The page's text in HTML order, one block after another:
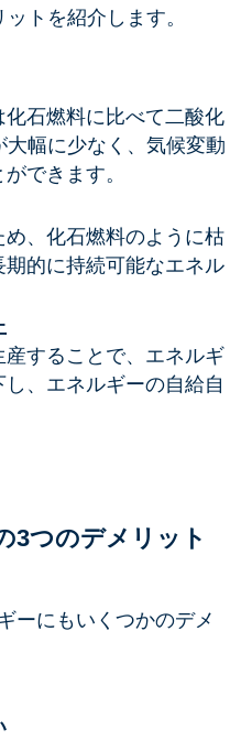
トを紹介します。
石燃料に比べて二酸化
幅に少なく、気候変動
できます。
、化石燃料のように枯
的に持続可能なエネル
産することで、エネルギ
、エネルギーの自給自
3つのデメリット
ーにもいくつかのデメ